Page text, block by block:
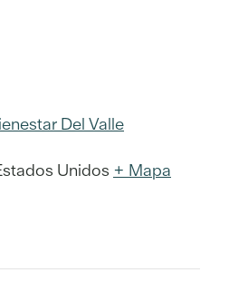
Del Valle
Unidos + Mapa